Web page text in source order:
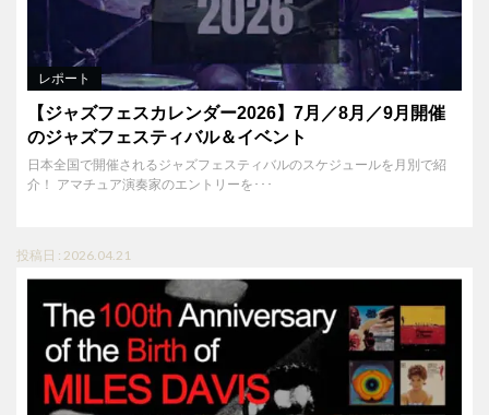
レポート
【ジャズフェスカレンダー2026】7月／8月／9月開催
のジャズフェスティバル＆イベント
日本全国で開催されるジャズフェスティバルのスケジュールを月別で紹
介！ アマチュア演奏家のエントリーを･･･
投稿日 : 2026.04.21